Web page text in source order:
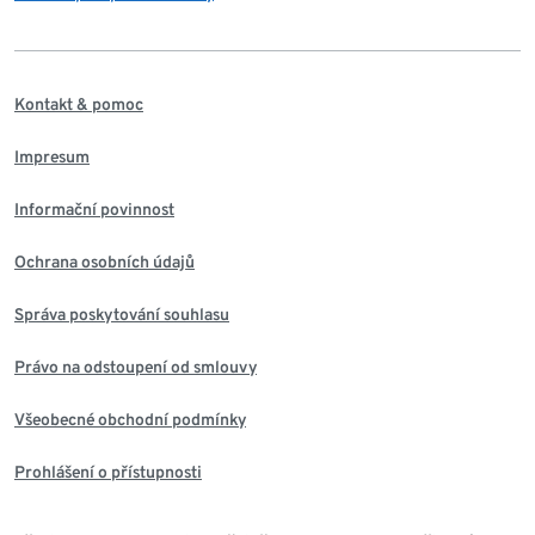
Kontakt & pomoc
Impresum
Informační povinnost
Ochrana osobních údajů
Správa poskytování souhlasu
Právo na odstoupení od smlouvy
Všeobecné obchodní podmínky
Prohlášení o přístupnosti